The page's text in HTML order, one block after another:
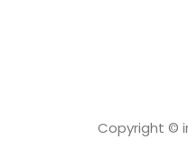
Copyright ©